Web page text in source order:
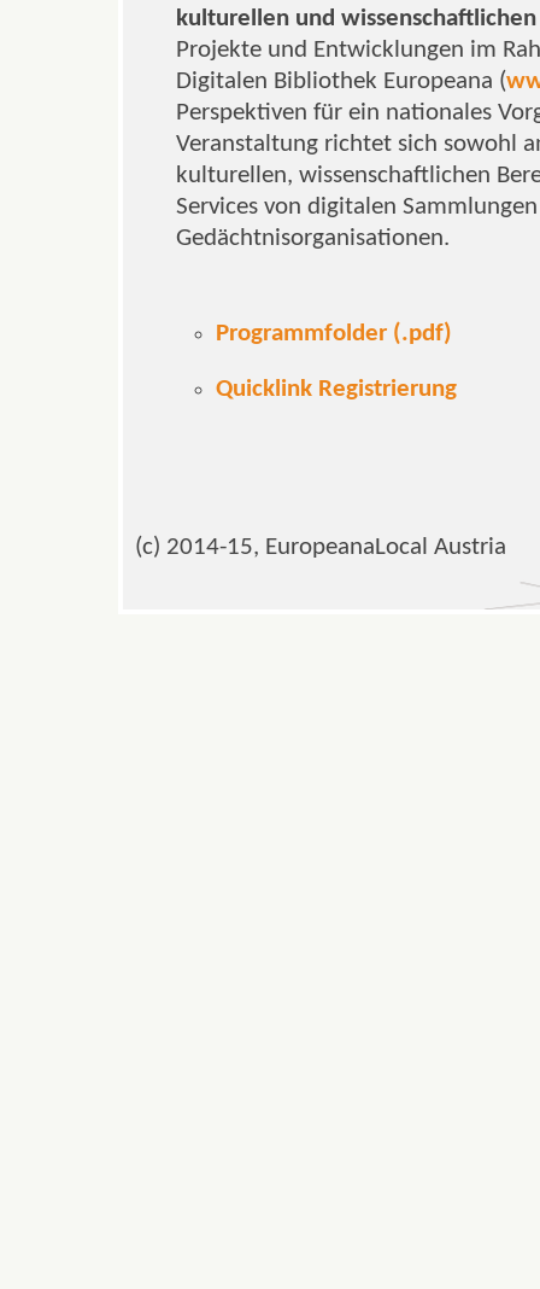
kulturellen und wissenschaftlichen
Projekte und Entwicklungen im
Digitalen Bibliothek Europeana (
Perspektiven für ein nationales
Veranstaltung richtet sich sowohl
kulturellen, wissenschaftlichen
Services von digitalen
Gedächtnisorganisationen.
Programmfolder (.pdf)
Quicklink Registrierung
(c) 2014-15, EuropeanaLocal Austria